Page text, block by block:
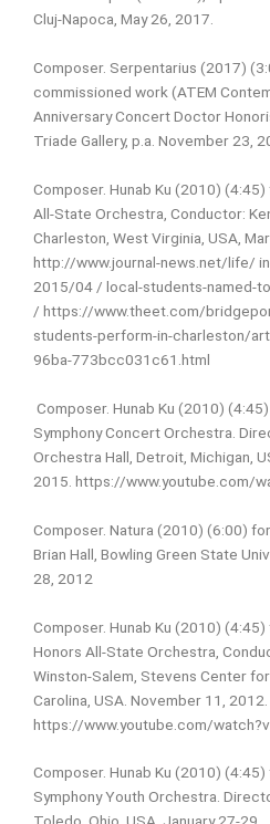
Cluj-Napoca, May 26, 2017.
Composer. Serpentarius (2017)
commissioned work (ATEM
Anniversary Concert Doctor
Triade Gallery, p.a. November 23,
Composer. Hunab Ku (2010)
All-State Orchestra, Conductor:
Charleston, West Virginia, USA,
http://www.journal-news.net/life/
2015/04 / local-students-named-
/ https://www.theet.com/
students-perform-in-charleston/
96ba-773bcc031c61.html
Composer. Hunab Ku (2010)
Symphony Concert Orchestra.
Orchestra Hall, Detroit, Michigan,
2015. https://www.youtube.com/
Composer. Natura (2010) (6:00) for
Brian Hall, Bowling Green State
28, 2012
Composer. Hunab Ku (2010)
Honors All-State Orchestra,
Winston-Salem, Stevens Center
Carolina, USA. November 11, 2012.
https://www.youtube.com/
Composer. Hunab Ku (2010)
Symphony Youth Orchestra.